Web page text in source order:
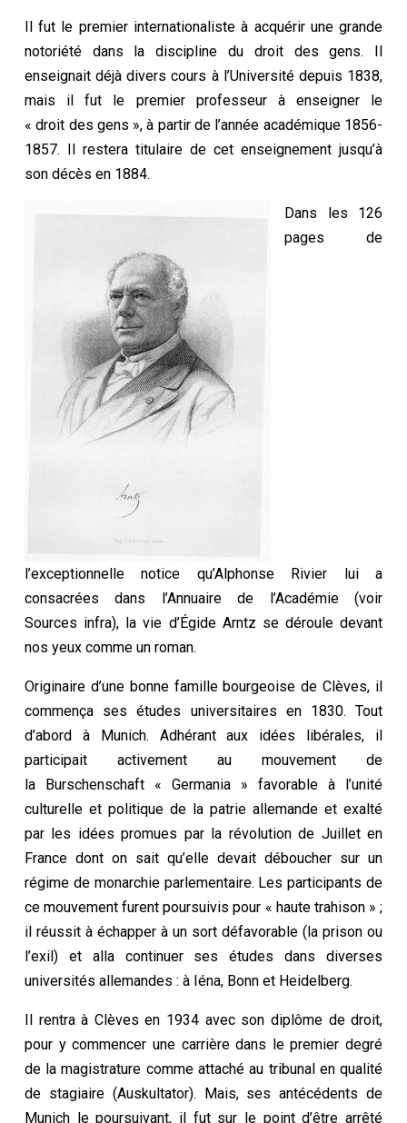
Il fut le premier internationaliste à acquérir une grande
notoriété dans la discipline du droit des gens. Il
enseignait déjà divers cours à l’Université depuis 1838,
mais il fut le premier professeur à enseigner le
« droit des gens », à partir de l’année académique 1856-
1857. Il restera titulaire de cet enseignement jusqu’à
son décès en 1884.
Dans les 126
pages de
l’exceptionnelle notice qu’Alphonse Rivier lui a
consacrées dans l’Annuaire de l’Académie (voir
Sources infra), la vie d’Égide Arntz se déroule devant
nos yeux comme un roman.
Originaire d’une bonne famille bourgeoise de Clèves, il
commença ses études universitaires en 1830. Tout
d’abord à Munich. Adhérant aux idées libérales, il
participait activement au mouvement de
la Burschenschaft « Germania » favorable à l’unité
culturelle et politique de la patrie allemande et exalté
par les idées promues par la révolution de Juillet en
France dont on sait qu’elle devait déboucher sur un
régime de monarchie parlementaire. Les participants de
ce mouvement furent poursuivis pour « haute trahison » ;
il réussit à échapper à un sort défavorable (la prison ou
l’exil) et alla continuer ses études dans diverses
universités allemandes : à Iéna, Bonn et Heidelberg.
Il rentra à Clèves en 1934 avec son diplôme de droit,
pour y commencer une carrière dans le premier degré
de la magistrature comme attaché au tribunal en qualité
de stagiaire (Auskultator). Mais, ses antécédents de
Munich le poursuivant, il fut sur le point d’être arrêté